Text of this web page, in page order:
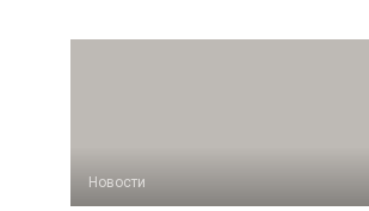
Новости